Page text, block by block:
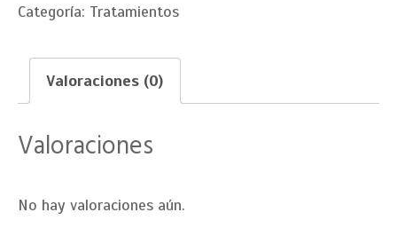
Categoría: Tratamientos
Valoraciones (0)
Valoraciones
No hay valoraciones aún.